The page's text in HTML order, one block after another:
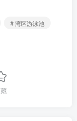
# 湾区游泳池